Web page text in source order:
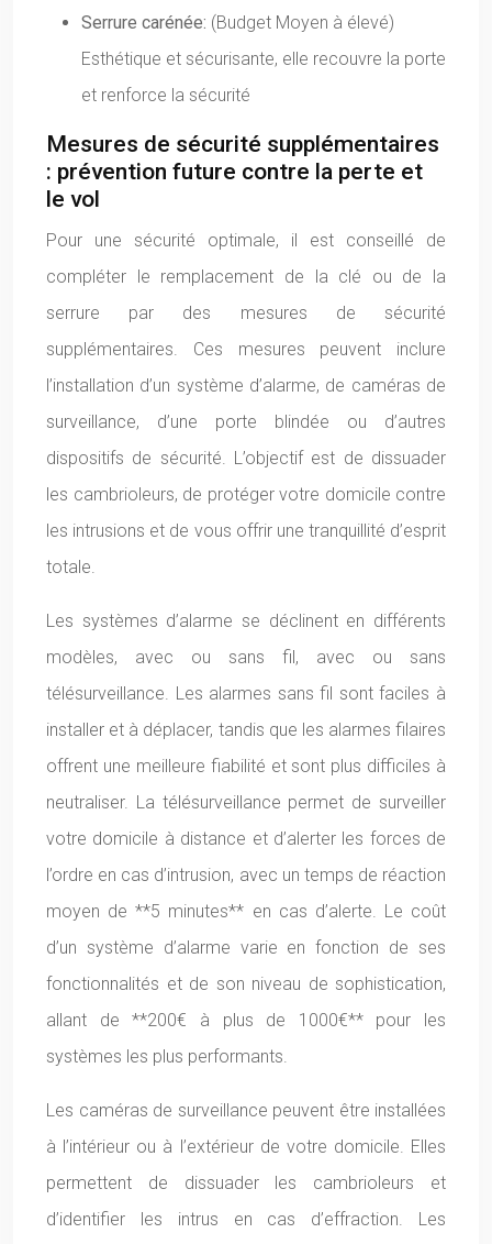
Serrure carénée: (Budget Moyen à élevé)
Esthétique et sécurisante, elle recouvre la porte
et renforce la sécurité
Mesures de sécurité supplémentaires
: prévention future contre la perte et
le vol
Pour une sécurité optimale, il est conseillé de
compléter le remplacement de la clé ou de la
serrure par des mesures de sécurité
supplémentaires. Ces mesures peuvent inclure
l’installation d’un système d’alarme, de caméras de
surveillance, d’une porte blindée ou d’autres
dispositifs de sécurité. L’objectif est de dissuader
les cambrioleurs, de protéger votre domicile contre
les intrusions et de vous offrir une tranquillité d’esprit
totale.
Les systèmes d’alarme se déclinent en différents
modèles, avec ou sans fil, avec ou sans
télésurveillance. Les alarmes sans fil sont faciles à
installer et à déplacer, tandis que les alarmes filaires
offrent une meilleure fiabilité et sont plus difficiles à
neutraliser. La télésurveillance permet de surveiller
votre domicile à distance et d’alerter les forces de
l’ordre en cas d’intrusion, avec un temps de réaction
moyen de **5 minutes** en cas d’alerte. Le coût
d’un système d’alarme varie en fonction de ses
fonctionnalités et de son niveau de sophistication,
allant de **200€ à plus de 1000€** pour les
systèmes les plus performants.
Les caméras de surveillance peuvent être installées
à l’intérieur ou à l’extérieur de votre domicile. Elles
permettent de dissuader les cambrioleurs et
d’identifier les intrus en cas d’effraction. Les